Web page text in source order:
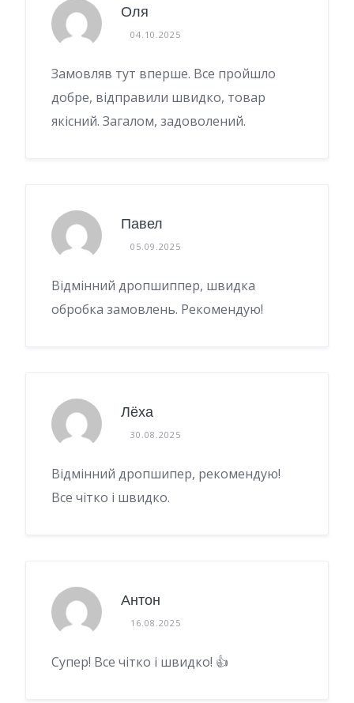
Оля
04.10.2025
Замовляв тут вперше. Все пройшло
добре, відправили швидко, товар
якісний. Загалом, задоволений.
Павел
05.09.2025
Відмінний дропшиппер, швидка
обробка замовлень. Рекомендую!
Лёха
30.08.2025
Відмінний дропшипер, рекомендую!
Все чітко і швидко.
Антон
16.08.2025
Супер! Все чітко і швидко! 👍